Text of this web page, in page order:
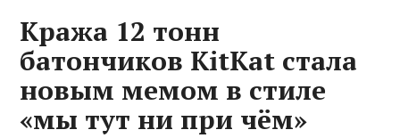
Кража 12 тонн
батончиков KitKat стала
новым мемом в стиле
«мы тут ни при чём»